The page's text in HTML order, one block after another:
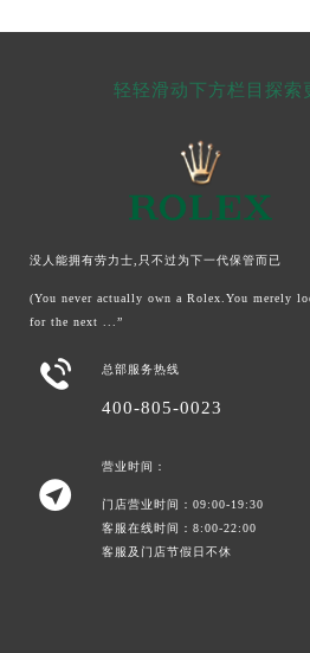
轻轻滑动下方栏目探索
没人能拥有劳力士,只不过为下一代保管而已
(You never actually own a Rolex.You merely
for the next ...”
 总部服务热线
400-805-0023

营业时间：
门店营业时间：09:00-19:30
客服在线时间：8:00-22:00
客服及门店节假日不休